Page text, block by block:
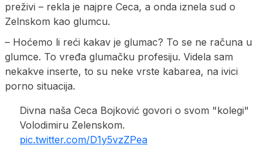
preživi – rekla je najpre Ceca, a onda iznela sud o
Zelnskom kao glumcu.
– Hoćemo li reći kakav je glumac? To se ne računa u
glumce. To vređa glumačku profesiju. Videla sam
nekakve inserte, to su neke vrste kabarea, na ivici
porno situacija.
Divna naša Ceca Bojković govori o svom "kolegi"
Volodimiru Zelenskom.
pic.twitter.com/D1y5vzZPea